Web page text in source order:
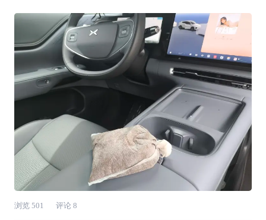
yyds去星巴克免费要一包咖啡渣，晒干装进纱布
袋（或旧袜子），放中控台下面或门板储物格。
实测吸味能力比炭包强，一周换一次，车里一直
是淡淡的咖啡香，不是那种刺鼻的工业香
浏览 501 评论 8